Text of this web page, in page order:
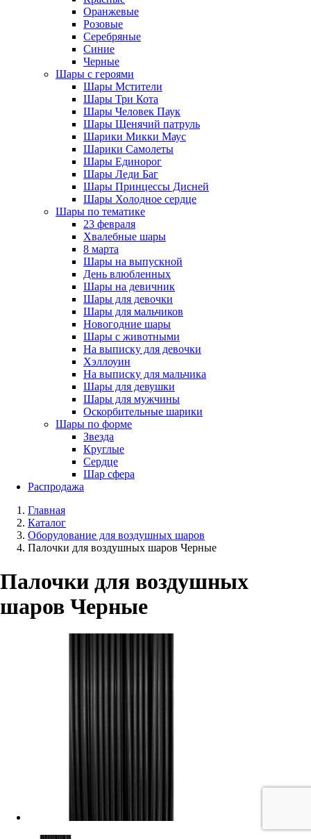
Оранжевые
Розовые
Серебряные
Синие
Черные
Шары с героями
Шары Мстители
Шары Три Кота
Шары Человек Паук
Шары Щенячий патруль
Шарики Микки Маус
Шарики Самолеты
Шары Единорог
Шары Леди Баг
Шары Принцессы Дисней
Шары Холодное сердце
Шары по тематике
23 февраля
Хвалебные шары
8 марта
Шары на выпускной
День влюбленных
Шары на девичник
Шары для девочки
Шары для мальчиков
Новогодние шары
Шары с животными
На выписку для девочки
Хэллоуин
На выписку для мальчика
Шары для девушки
Шары для мужчины
Оскорбительные шарики
Шары по форме
Звезда
Круглые
Сердце
Шар сфера
Распродажа
Главная
Каталог
Оборудование для воздушных шаров
Палочки для воздушных шаров Черные
Палочки для воздушных
шаров Черные